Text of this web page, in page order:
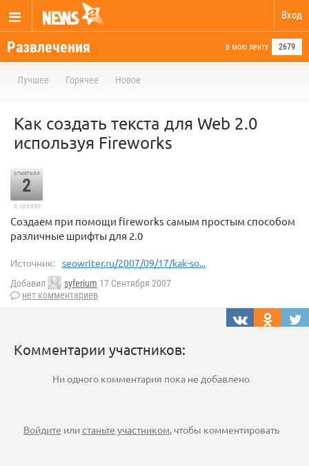
Вход
Развлечения в мою ленту 2679
Лучшее Горячее Новое
Как создать текста для Web 2.0
используя Fireworks
отметили
2
в архиве
Создаем при помощи fireworks самым простым способом
различные шрифты для 2.0
Источник: seowriter.ru/2007/09/17/kak-so...
Добавил syferium 17 Сентября 2007
нет комментариев
Комментарии участников:
Ни одного комментария пока не добавлено
Войдите илистаньте участником, чтобы комментировать